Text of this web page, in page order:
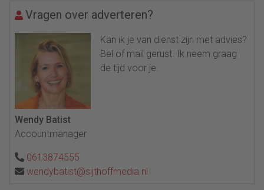
Vragen over adverteren?
Kan ik je van dienst zijn met advies?
Bel of mail gerust. Ik neem graag
de tijd voor je.
Wendy Batist
Accountmanager
0613874555
wendybatist@sijthoffmedia.nl